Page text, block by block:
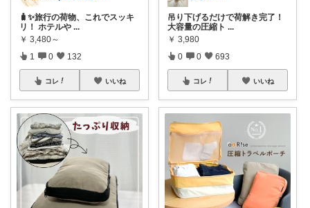
🧳✨旅行の荷物、これでスッキ
リ！ ホテルや ...
￥ 3,480～
1 0 132
コレ いいね
吊り下げるだけで荷解き完了！
大容量の圧縮ト ...
￥ 3,980
0 0 693
コレ いいね